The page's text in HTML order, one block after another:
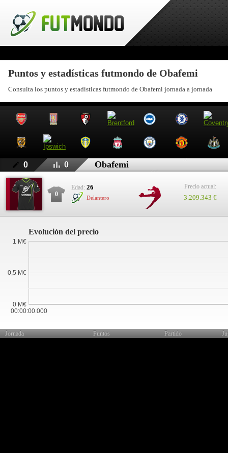
Puntos y estadísticas futmondo de Obafemi
Consulta los puntos y estadísticas futmondo de Obafemi jornada a jornada
0 0 Obafemi
0
Edad: 26
Delantero
Precio actual:
3.209.343 €
Evolución del precio
00:00:00.000
0 M€
0,5 M€
1 M€
Jornada Puntos Partido